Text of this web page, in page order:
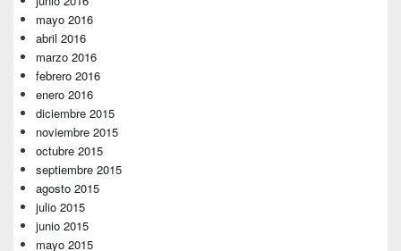
mayo 2016
abril 2016
marzo 2016
febrero 2016
enero 2016
diciembre 2015
noviembre 2015
octubre 2015
septiembre 2015
agosto 2015
julio 2015
junio 2015
mayo 2015